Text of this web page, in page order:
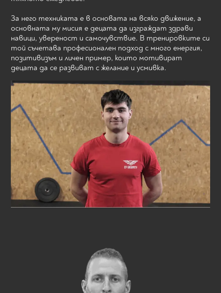
За него техниката е в основата на всяко движение, а
основната му мисия е децата да изграждат здрави
навици, увереност и самочувствие. В тренировките си
той съчетава професионален подход с много енергия,
позитивизъм и личен пример, които мотивират
децата да се развиват с желание и усмивка.